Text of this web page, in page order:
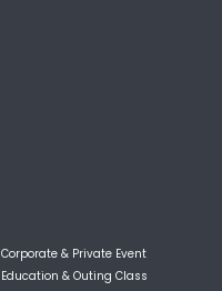
Corporate & Private Event
Education & Outing Class